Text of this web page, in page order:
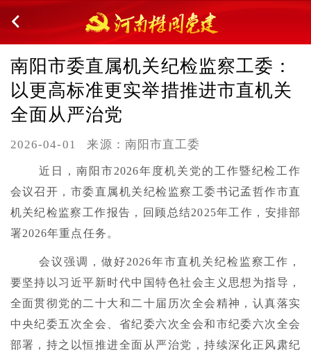
南阳市委直属机关纪检监察工委：
以更高标准更实举措推进市直机关
全面从严治党
2026-04-01 来源：南阳市直工委
近日，南阳市2026年度机关党的工作暨纪检工作
会议召开，市委直属机关纪检监察工委书记孟哲作市直
机关纪检监察工作报告，回顾总结2025年工作，安排部
署2026年重点任务。
会议强调，做好2026年市直机关纪检监察工作，
要坚持以习近平新时代中国特色社会主义思想为指导，
全面贯彻党的二十大和二十届历次全会精神，认真落实
中央纪委五次全会、省纪委六次全会和市纪委六次全会
部署，持之以恒推进全面从严治党，持续深化正风肃纪